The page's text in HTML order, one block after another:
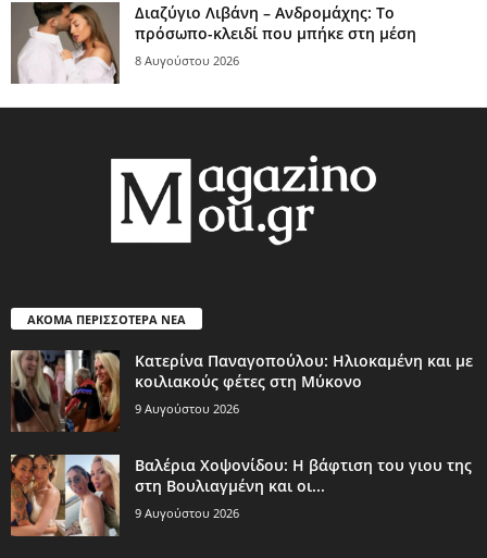
Διαζύγιο Λιβάνη – Ανδρομάχης: Το
πρόσωπο-κλειδί που μπήκε στη μέση
8 Αυγούστου 2026
ΑΚΟΜΑ ΠΕΡΙΣΣΟΤΕΡΑ ΝΕΑ
Κατερίνα Παναγοπούλου: Ηλιοκαμένη και με
κοιλιακούς φέτες στη Μύκονο
9 Αυγούστου 2026
Βαλέρια Χοψονίδου: Η βάφτιση του γιου της
στη Βουλιαγμένη και οι...
9 Αυγούστου 2026